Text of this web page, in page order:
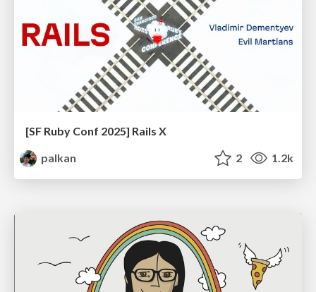
[SF Ruby Conf 2025] Rails X
palkan
2 1.2k